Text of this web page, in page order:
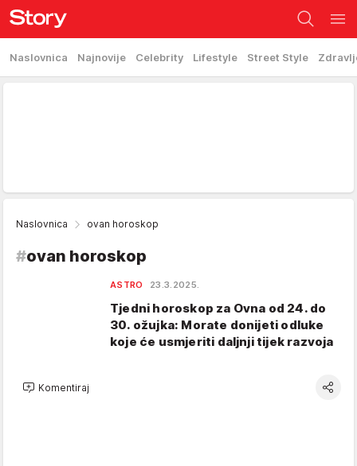
Naslovnica Najnovije Celebrity Lifestyle Street Style
Naslovnica ovan horoskop
#ovan horoskop
ASTRO 23.3.2025.
Tjedni horoskop za Ovna od 24. do
30. ožujka: Morate donijeti odluke
koje će usmjeriti daljnji tijek razvoja
Komentiraj